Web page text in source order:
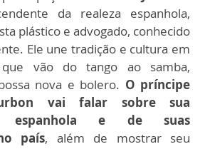
da realeza espanhola,
plástico e advogado, conhecido
Ele une tradição e cultura em
que vão do tango ao samba,
nova e bolero. O príncipe
vai falar sobre sua
espanhola e de suas
país, além de mostrar seu